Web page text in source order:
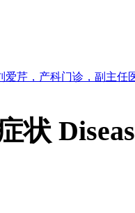
爱芹，产科门诊，副主任
状